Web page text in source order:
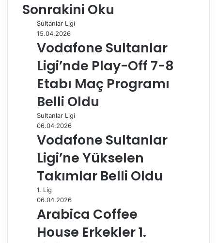
b
o
e
dr
e
r
i
t
s
A
p
p
g
r
a
m
s
t
a
i
l
y
l
a
ş
ı
r
Sonrakini Oku
Sultanlar Ligi
15.04.2026
Vodafone Sultanlar
Ligi’nde Play-Off 7-8
Etabı Maç Programı
Belli Oldu
Sultanlar Ligi
06.04.2026
Vodafone Sultanlar
Ligi’ne Yükselen
Takımlar Belli Oldu
1. Lig
06.04.2026
Arabica Coffee
House Erkekler 1.